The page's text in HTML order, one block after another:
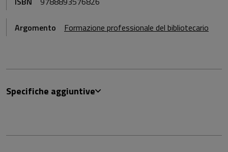
Argomento Formazione professionale del bibliotecario
Specifiche aggiuntive